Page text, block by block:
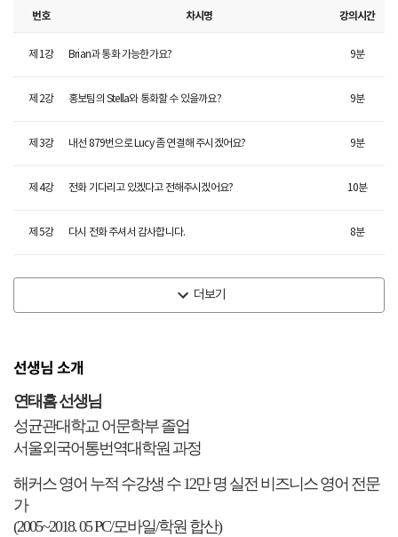
번호 차시명 강의시간
제 1강 Brian과 통화 가능한가요? 9분
제 2강 홍보팀의 Stella와 통화할 수 있을까요? 9분
제3강 내선 879번으로 Lucy 좀 연결해 주시겠어요? 9분
제4강 전화 기다리고 있겠다고 전해주시겠어요? 10분
제5강 다시 전화 주셔서 감사합니다. 8분
더보기
선생님 소개
연태흠 선생님
성균관대학교 어문학부 졸업
서울외국어통번역대학원 과정
해커스 영어 누적 수강생 수 12만 명 실전 비즈니스 영어 전문
가
(2005~2018. 05 PC/모바일/학원 합산)